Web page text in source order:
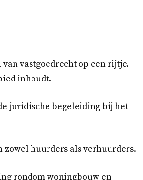
vastgoedrecht op een rijtje.
inhoudt.
juridische begeleiding bij het
zowel huurders als verhuurders.
rondom woningbouw en